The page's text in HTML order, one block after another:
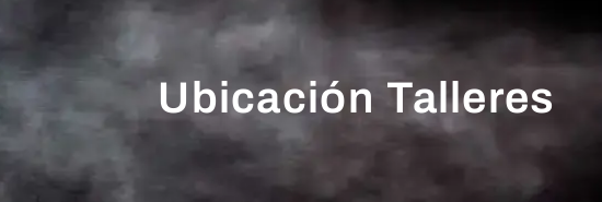
Ubicación Talleres